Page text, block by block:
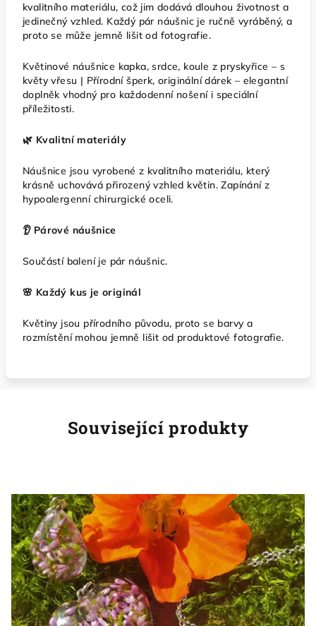
kvalitního materiálu, což jim dodává dlouhou životnost a
jedinečný vzhled. Každý pár náušnic je ručně vyráběný, a
proto se může jemně lišit od fotografie.
Květinové náušnice kapka, srdce, koule z pryskyřice – s
květy vřesu | Přírodní šperk, originální dárek – elegantní
doplněk vhodný pro každodenní nošení i speciální
příležitosti.
🌿 Kvalitní materiály
Náušnice jsou vyrobené z kvalitního materiálu, který
krásně uchovává přirozený vzhled květin. Zapínání z
hypoalergenní chirurgické oceli.
👂 Párové náušnice
Součástí balení je pár náušnic.
🌸 Každý kus je originál
Květiny jsou přírodního původu, proto se barvy a
rozmístění mohou jemně lišit od produktové fotografie.
Související produkty